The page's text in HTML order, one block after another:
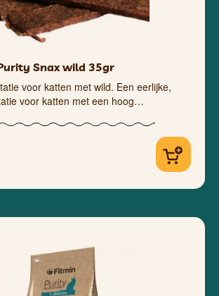
Snax wild 35gr
voor katten met wild. Een eerlijke,
voor katten met een hoog…